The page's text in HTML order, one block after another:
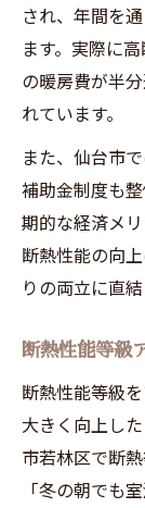
され、年間を
ます。実際に
の暖房費が半
れています。
また、仙台市
補助金制度も
期的な経済メ
断熱性能の向
りの両立に直結
断熱性能等級
断熱性能等級
大きく向上し
市若林区で断
「冬の朝でも